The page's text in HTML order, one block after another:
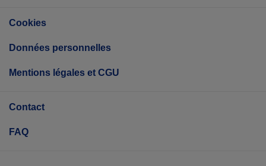
Cookies
Données personnelles
Mentions légales et CGU
Contact
FAQ